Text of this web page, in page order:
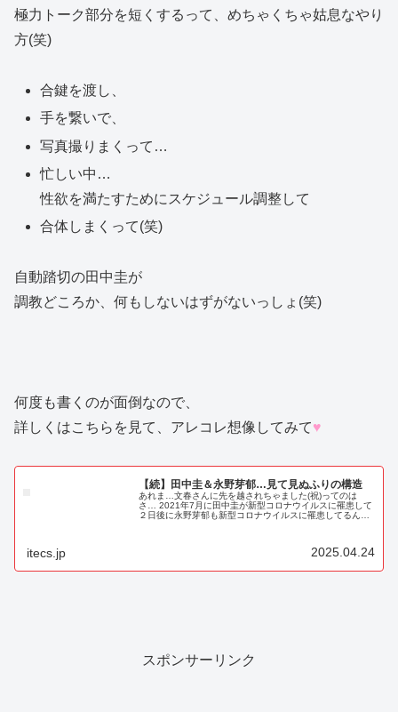
極力トーク部分を短くするって、めちゃくちゃ姑息なやり
方(笑)
合鍵を渡し、
手を繋いで、
写真撮りまくって…
忙しい中…
性欲を満たすためにスケジュール調整して
合体しまくって(笑)
自動踏切の田中圭が
調教どころか、何もしないはずがないっしょ(笑)
何度も書くのが面倒なので、
詳しくはこちらを見て、アレコレ想像してみて♥
【続】田中圭＆永野芽郁…見て見ぬふりの構造
あれま…文春さんに先を越されちゃました(祝)ってのは
さ… 2021年7月に田中圭が新型コロナウイルスに罹患して
２日後に永野芽郁も新型コロナウイルスに罹患してるんだ
itecs.jp 2025.04.24
スポンサーリンク